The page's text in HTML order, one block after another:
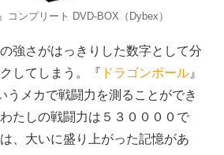
コンプリート DVD-BOX（Dybex）
強さがはっきりした数字として分
してしまう。『 ドラゴンボール 』
うメカで戦闘力を測ることができ
たしの戦闘力は５３００００で
、大いに盛り上がった記憶があ